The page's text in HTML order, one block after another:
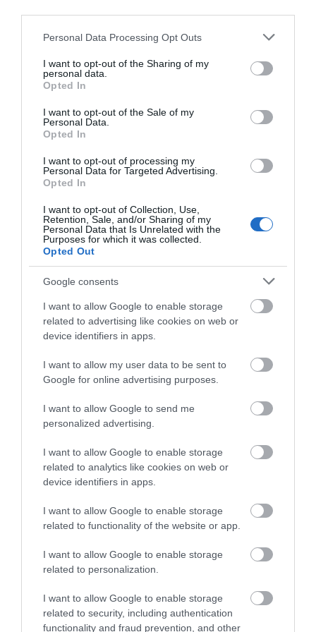
Please note that this website/app uses one or more Google
not limited to your visit or usage behaviour. You may click to
grant or deny consent to Google and its third-party tags to
use your data for below specified purposes in below Google
consent section.
Personal Data Processing Opt Outs
I want to opt-out of the Sharing of my
personal data.
Opted In
I want to opt-out of the Sale of my
Personal Data.
Opted In
I want to opt-out of processing my
Personal Data for Targeted Advertising.
Opted In
I want to opt-out of Collection, Use,
Retention, Sale, and/or Sharing of my
Personal Data that Is Unrelated with the
Purposes for which it was collected.
Opted Out
Google consents
I want to allow Google to enable storage
related to advertising like cookies on web or
device identifiers in apps.
I want to allow my user data to be sent to
Google for online advertising purposes.
I want to allow Google to send me
personalized advertising.
I want to allow Google to enable storage
related to analytics like cookies on web or
device identifiers in apps.
I want to allow Google to enable storage
related to functionality of the website or app.
I want to allow Google to enable storage
related to personalization.
I want to allow Google to enable storage
related to security, including authentication
functionality and fraud prevention, and other
• Δικύλινδρη ελαιολίπαντη κεφαλή • Λειτουργία σε χαμηλές
• Αποτελεσματική ψύξη για σταθερή απόδοση • Κατάλληλος και
ανθεκτικός για επαγγελματικές εφαρμογές
Επαγωγικός ηλεκτροκινητήρας Μονοφασικός S1 - 230Volt - 50
Οι αεροσυμπιεστές στα πλαίσια διασφάλισης ποιότητας και
ελέγχου ενδέχεται να περιέχουν λάδια. Πριν την πρώτη χρήση
ελέγξτε μέσω της γυάλινης ένδειξης στάθμης για την ύπαρξη ή
περίπτωση προσθέστε λάδι μέχρι την μέση της ένδειξης στάθμης
λαδιού.
Με βάση την επιλογή
σας, ενδέχεται να
ενδιαφέρει τα ακόλουθα
στοιχεία: